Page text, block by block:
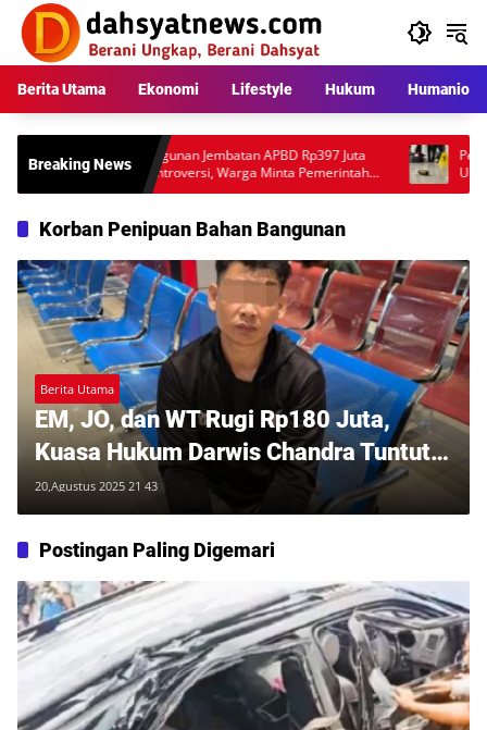
Langsung
konten
Berita Utama Ekonomi Lifestyle Hukum Humaniora
Breaking NewsPembangunan Jembatan APBD Rp397 Juta
Tuai Kontroversi, Warga Minta Pemerintah
Audit Teknis Proyek
Peristiwa
Ungkap
Anggota
Korban Penipuan Bahan Bangunan
Berita Utama
EM, JO, dan WT Rugi Rp180 Juta,
Kuasa Hukum Darwis Chandra Tuntut
AK di Polrestabes Medan
20,Agustus 2025 21 43
Postingan Paling Digemari